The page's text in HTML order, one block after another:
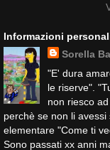
Informazioni
Sorella
"E' dura
le riserve".
non riesco
perchè se non li
elementare "Come ti
Sono passati xx anni